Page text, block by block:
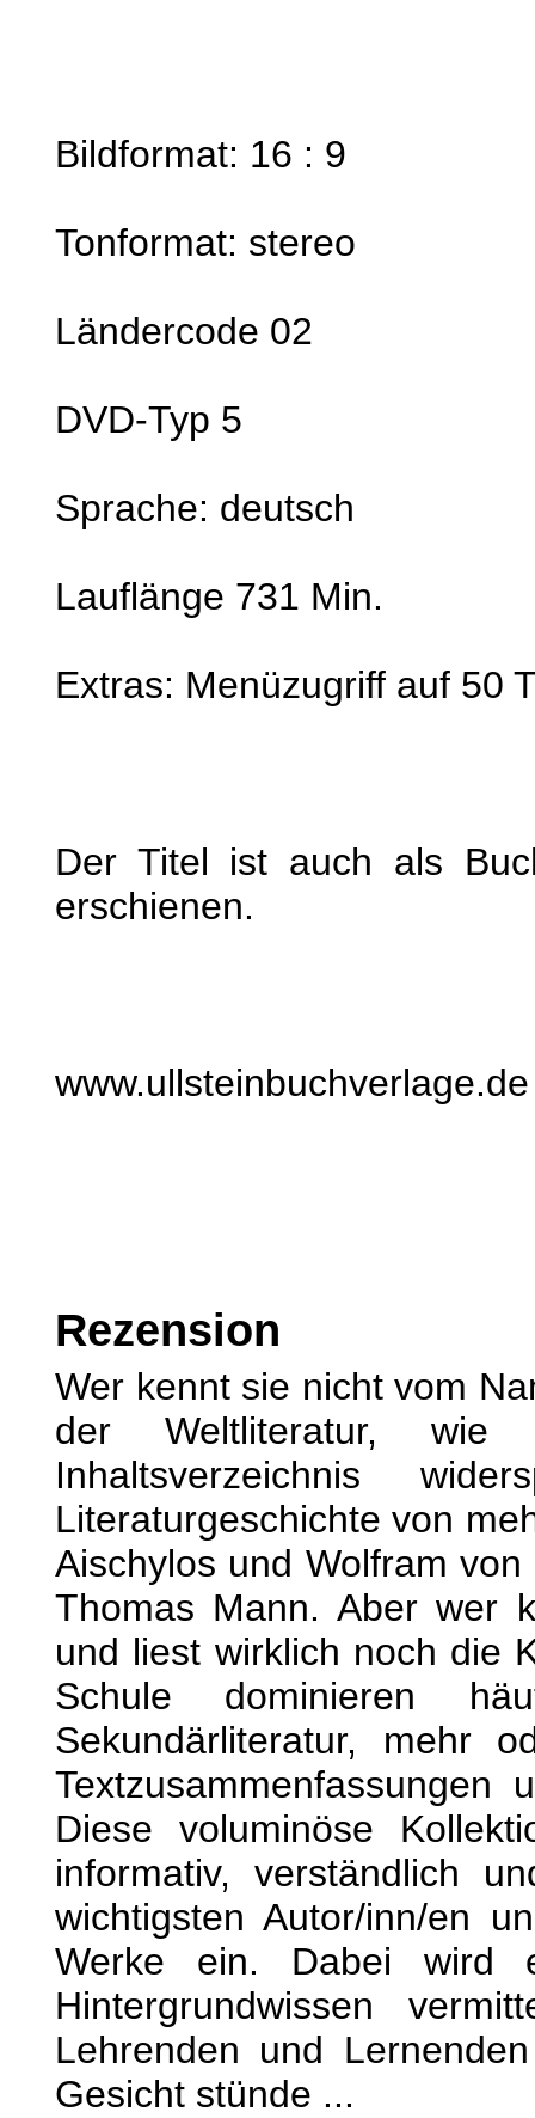
Bildformat: 16 : 9
Tonformat: stereo
Ländercode 02
DVD-Typ 5
Sprache: deutsch
Lauflänge 731 Min.
Extras: Menüzugriff auf 50
Der Titel ist auch als
erschienen.
www.ullsteinbuchverlage.de
Rezension
Wer kennt sie nicht vom
der Weltliteratur,
Inhaltsverzeichnis
Literaturgeschichte von
Aischylos und Wolfram
Thomas Mann. Aber wer
und liest wirklich noch die
Schule dominieren
Sekundärliteratur, mehr
Textzusammenfassungen
Diese voluminöse
informativ, verständlich
wichtigsten Autor/inn/en
Werke ein. Dabei wird
Hintergrundwissen
Lehrenden und
Gesicht stünde ...